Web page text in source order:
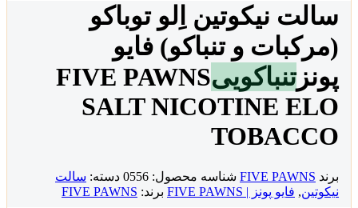
سالت نیکوتین اِلو توباکو
(مرکبات و تنباکو) فایو
پونزتنباکوییFIVE PAWNS
SALT NICOTINE ELO
TOBACCO
برند FIVE PAWNS شناسه محصول: 0556 دسته: سالت
نیکوتین, فایو پونز | FIVE PAWNS برند: FIVE PAWNS